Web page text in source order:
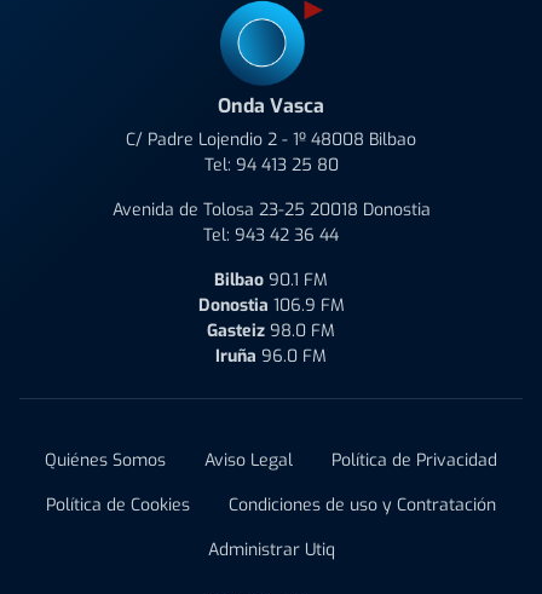
Onda Vasca
C/ Padre Lojendio 2 - 1º 48008 Bilbao
Tel: 94 413 25 80
Avenida de Tolosa 23-25 20018 Donostia
Tel: 943 42 36 44
Bilbao 90.1 FM
Donostia 106.9 FM
Gasteiz 98.0 FM
Iruña 96.0 FM
Quiénes Somos Aviso Legal
Política de Privacidad
Política de Cookies
Condiciones de uso y Contratación
Administrar Utiq